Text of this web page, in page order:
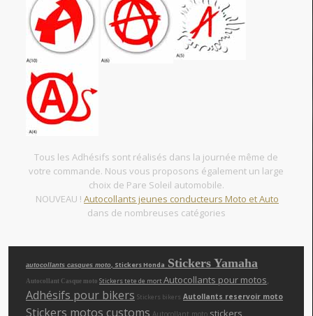
Tous les Adhésifs sont réalisés dans la journée même de
votre commande. Nous vous proposons également un large
choix de Pare Soleil automobile.
NOUVEAU ! Autocollants jeunes conducteurs Moto et Auto
dans de nombreuses catégories
autocollants casques moto, Stickers Honda Stickers Yamaha
Autocollant Casque moto Stickers tete de mortAutocollants pour motos,
Adhésifs pour bikers Stickers bikers Autollants reservoir moto
Stickers motos customs Autocollant moto stickers